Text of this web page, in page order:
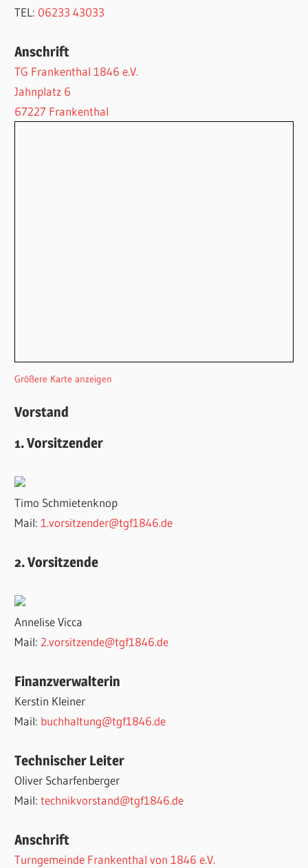
TEL: 06233 43033
Anschrift
TG Frankenthal 1846 e.V.
Jahnplatz 6
67227 Frankenthal
Größere Karte anzeigen
Vorstand
1. Vorsitzender
Timo Schmietenknop
Mail:1.vorsitzender@tgf1846.de
2. Vorsitzende
Annelise Vicca
Mail: 2.vorsitzende@tgf1846.de
Finanzverwalterin
Kerstin Kleiner
Mail: buchhaltung@tgf1846.de
Technischer Leiter
Oliver Scharfenberger
Mail:technikvorstand@tgf1846.de
Anschrift
Turngemeinde Frankenthal von 1846 e.V.